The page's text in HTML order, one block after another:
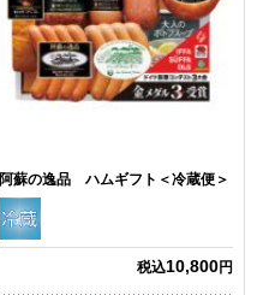
阿蘇の逸品 ハムギフト＜冷蔵便＞
税込10,800円